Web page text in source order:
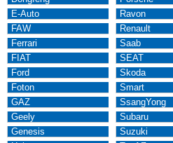
E-Auto
FAW
Ferrari
FIAT
Ford
Foton
GAZ
Geely
Genesis
Ravon
Renault
Saab
SEAT
Skoda
Smart
SsangYong
Subaru
Suzuki